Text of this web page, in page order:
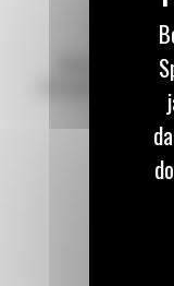
Nowoczesna,
i intuicyjny dostęp do